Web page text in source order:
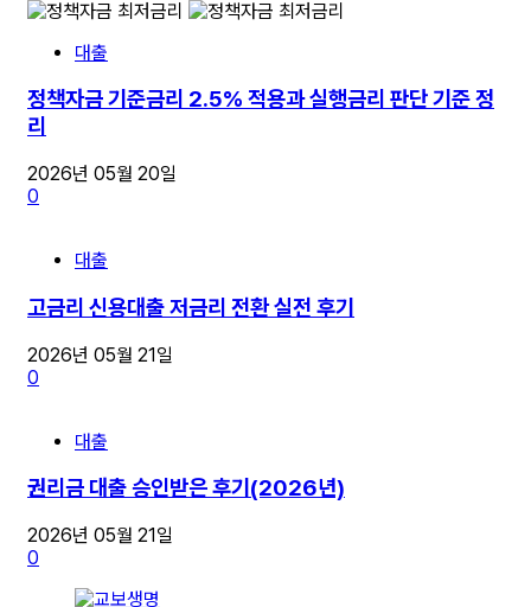
대출
정책자금 기준금리 2.5% 적용과 실행금리 판단 기준 정
리
2026년 05월 20일
0
대출
고금리 신용대출 저금리 전환 실전 후기
2026년 05월 21일
0
대출
권리금 대출 승인받은 후기(2026년)
2026년 05월 21일
0